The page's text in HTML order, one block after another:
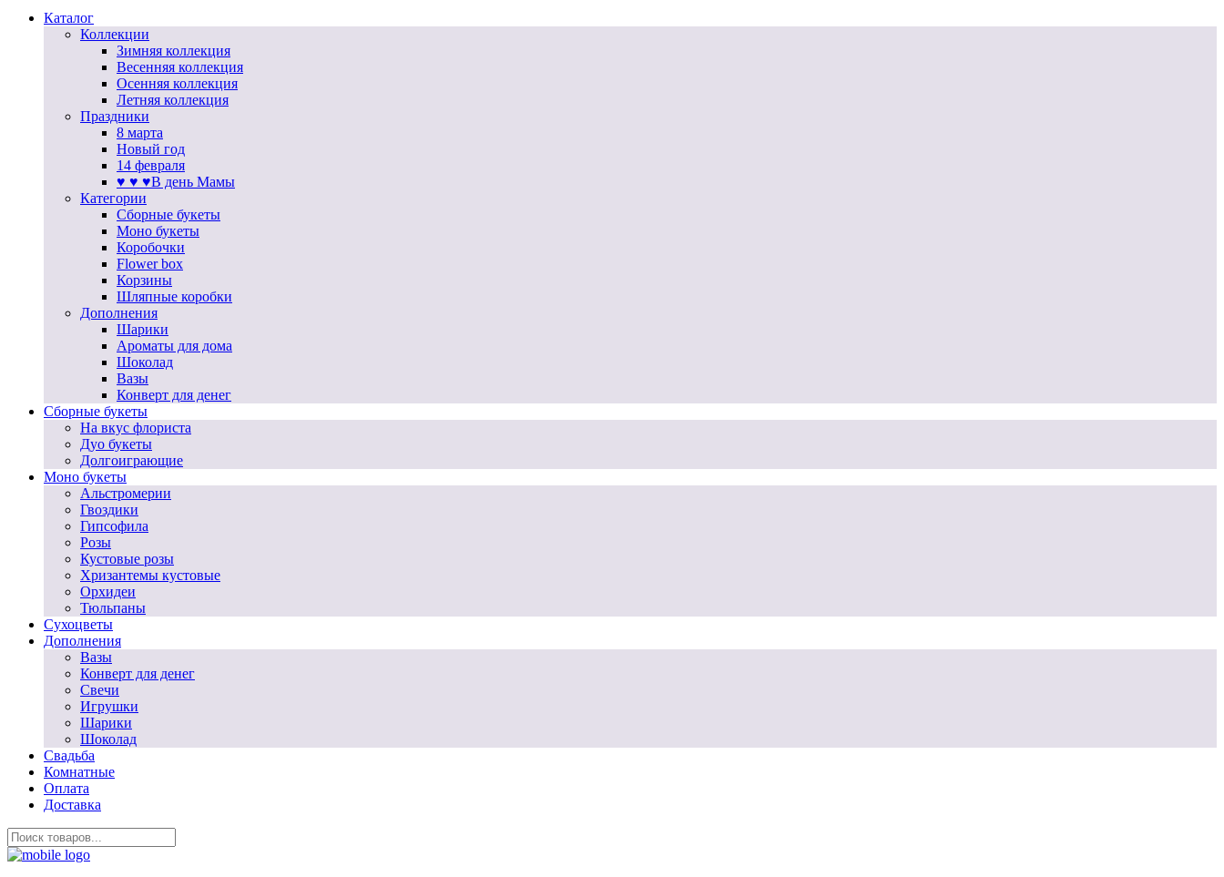
Каталог
Коллекции
Зимняя коллекция
Весенняя коллекция
Осенняя коллекция
Летняя коллекция
Праздники
8 марта
Новый год
14 февраля
♥ ♥ ♥В день Мамы
Категории
Сборные букеты
Моно букеты
Коробочки
Flower box
Корзины
Шляпные коробки
Дополнения
Шарики
Ароматы для дома
Шоколад
Вазы
Конверт для денег
Сборные букеты
На вкус флориста
Дуо букеты
Долгоиграющие
Моно букеты
Альстромерии
Гвоздики
Гипсофила
Розы
Кустовые розы
Хризантемы кустовые
Орхидеи
Тюльпаны
Сухоцветы
Дополнения
Вазы
Конверт для денег
Свечи
Игрушки
Шарики
Шоколад
Свадьба
Комнатные
Оплата
Доставка